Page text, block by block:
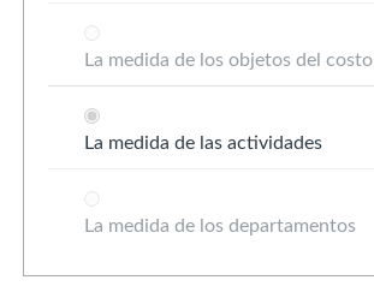
La medida de los objetos del costo
La medida de las actividades
La medida de los departamentos